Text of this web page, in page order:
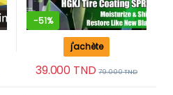
-51%
39.000 TND 79.000TND
j'achète